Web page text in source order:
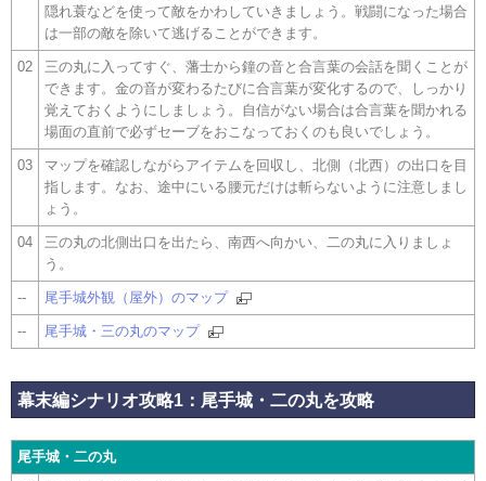
隠れ蓑などを使って敵をかわしていきましょう。戦闘になった場合
は一部の敵を除いて逃げることができます。
02
三の丸に入ってすぐ、藩士から鐘の音と合言葉の会話を聞くことが
できます。金の音が変わるたびに合言葉が変化するので、しっかり
覚えておくようにしましょう。自信がない場合は合言葉を聞かれる
場面の直前で必ずセーブをおこなっておくのも良いでしょう。
03
マップを確認しながらアイテムを回収し、北側（北西）の出口を目
指します。なお、途中にいる腰元だけは斬らないように注意しまし
ょう。
04
三の丸の北側出口を出たら、南西へ向かい、二の丸に入りましょ
う。
-- 尾手城外観（屋外）のマップ
-- 尾手城・三の丸のマップ
幕末編シナリオ攻略1：尾手城・二の丸を攻略
尾手城・二の丸